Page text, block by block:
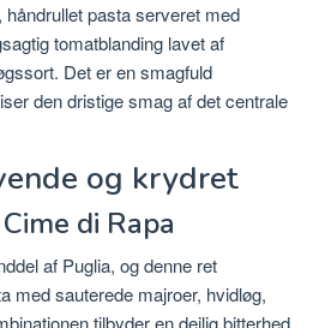
pasta serveret med
tomatblanding lavet af
Det er en smagfuld
den dristige smag af det centrale
og krydret
di Rapa
af Puglia, og denne ret
med sauterede majroer, hvidløg,
tilbyder en dejlig bitterhed